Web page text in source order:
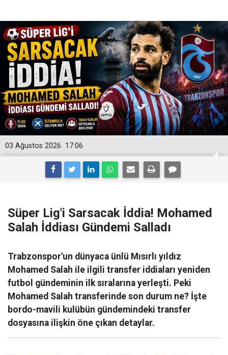
17:06
03 Ağustos 2026
Süper Lig'i Sarsacak İddia! Mohamed
Salah İddiası Gündemi Salladı
Trabzonspor'un dünyaca ünlü Mısırlı yıldız
Mohamed Salah ile ilgili transfer iddiaları yeniden
futbol gündeminin ilk sıralarına yerleşti. Peki
Mohamed Salah transferinde son durum ne? İşte
bordo-mavili kulübün gündemindeki transfer
dosyasına ilişkin öne çıkan detaylar.